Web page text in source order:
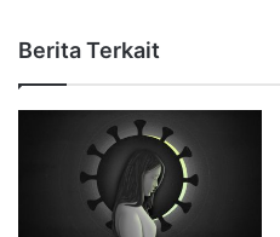
Berita Terkait